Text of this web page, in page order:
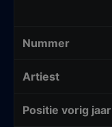
Nummer
Artiest
Positie vorig jaar